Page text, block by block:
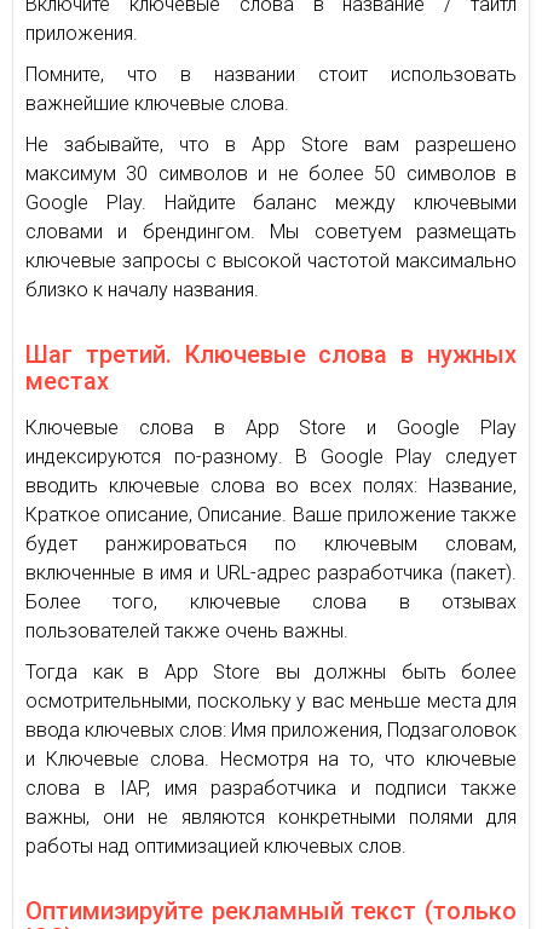
Включите ключевые слова в название / тайтл
приложения.
Помните, что в названии стоит использовать
важнейшие ключевые слова.
Не забывайте, что в App Store вам разрешено
максимум 30 символов и не более 50 символов в
Google Play. Найдите баланс между ключевыми
словами и брендингом. Мы советуем размещать
ключевые запросы с высокой частотой максимально
близко к началу названия.
Шаг третий. Ключевые слова в нужных
местах
Ключевые слова в App Store и Google Play
индексируются по-разному. В Google Play следует
вводить ключевые слова во всех полях: Название,
Краткое описание, Описание. Ваше приложение также
будет ранжироваться по ключевым словам,
включенные в имя и URL-адрес разработчика (пакет).
Более того, ключевые слова в отзывах
пользователей также очень важны.
Тогда как в App Store вы должны быть более
осмотрительными, поскольку у вас меньше места для
ввода ключевых слов: Имя приложения, Подзаголовок
и Ключевые слова. Несмотря на то, что ключевые
слова в IAP, имя разработчика и подписи также
важны, они не являются конкретными полями для
работы над оптимизацией ключевых слов.
Оптимизируйте рекламный текст (только